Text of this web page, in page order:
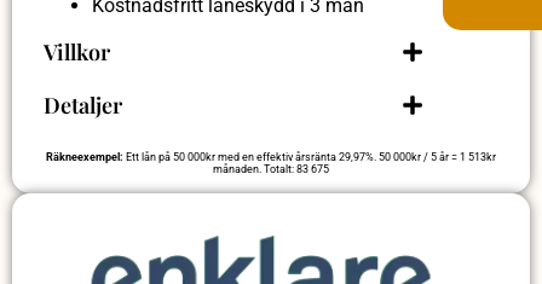
Kostnadsfritt låneskydd i 3 mån
Villkor
Detaljer
Räkneexempel: Ett lån på 50 000kr med en effektiv årsränta 29,97%. 50 000kr / 5 år = 1 513kr
månaden. Totalt: 83 675